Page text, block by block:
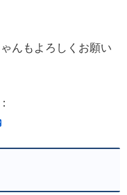
んもよろしくお願い